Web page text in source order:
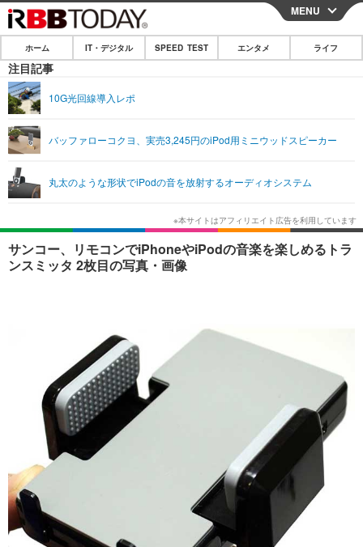
CLOSE
ホーム
IT・デジタル
ショッピング その他
エンタメ
エンタメTOP 映画・ドラマ
韓国・芸能
音楽 スポーツ
ライフ
ライフTOP グルメ
ペット ショッピング
リリース一覧
プッシュ通知の停止方法
MENU
ホーム IT・デジタル SPEED TEST エンタメ ライフ
注目記事
10G光回線導入レポ
バッファローコクヨ、実売3,245円のiPod用ミニウッドスピーカー
丸太のような形状でiPodの音を放射するオーディオシステム
サンコー、リモコンでiPhoneやiPodの音楽を楽しめるトラ
ンスミッタ 2枚目の写真・画像